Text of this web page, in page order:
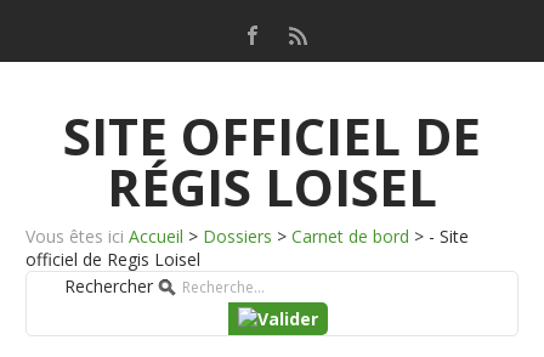
SITE OFFICIEL DE
RÉGIS LOISEL
Vous êtes ici Accueil > Dossiers > Carnet de bord > - Site
officiel de Regis Loisel
Rechercher